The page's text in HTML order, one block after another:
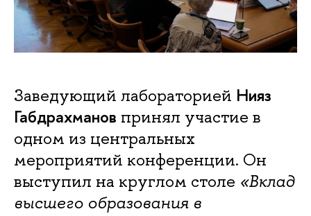
Заведующий лабораторией Нияз
Габдрахманов принял участие в
одном из центральных
мероприятий конференции. Он
выступил на круглом столе «Вклад
высшего образования в